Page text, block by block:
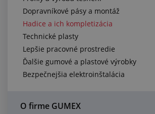
Lepšie pracovné prostredie
Ďalšie gumové a plastové výrobky
Centrum dopytov
Všetko o nákupe
Dopravníkové pásy a montáž
Hadice a ich kompletizácia
Technické plasty
Lepšie pracovné prostredie
Ďalšie gumové a plastové výrobky
Bezpečnejšia elektroinštalácia
O firme GUMEX